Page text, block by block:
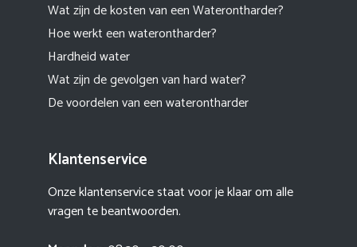
Wat zijn de kosten van een Waterontharder?
Hoe werkt een waterontharder?
Hardheid water
Wat zijn de gevolgen van hard water?
De voordelen van een waterontharder
Klantenservice
Onze klantenservice staat voor je klaar om alle
vragen te beantwoorden.